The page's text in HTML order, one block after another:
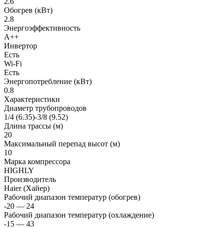
Обогрев (кВт)
2.8
Энергоэффективность
A++
Инвертор
Есть
Wi-Fi
Есть
Энергопотребление (кВт)
0.8
Характеристики
Диаметр трубопроводов
1/4 (6.35)-3/8 (9.52)
Длина трассы (м)
20
Максимальный перепад высот (м)
10
Марка компрессора
HIGHLY
Производитель
Haier (Хайер)
Рабочий диапазон температур (обогрев)
-20 — 24
Рабочий диапазон температур (охлаждение)
-15 — 43